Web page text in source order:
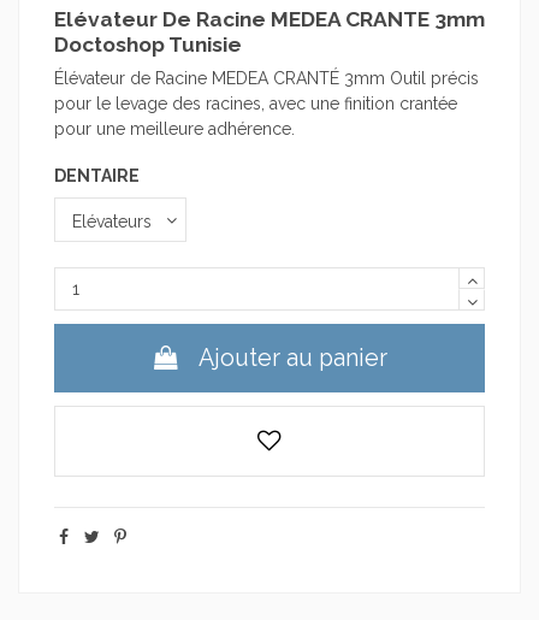
Elévateur De Racine MEDEA CRANTE 3mm
Doctoshop Tunisie
Élévateur de Racine MEDEA CRANTÉ 3mm Outil précis
pour le levage des racines, avec une finition crantée
pour une meilleure adhérence.
DENTAIRE
Ajouter au panier